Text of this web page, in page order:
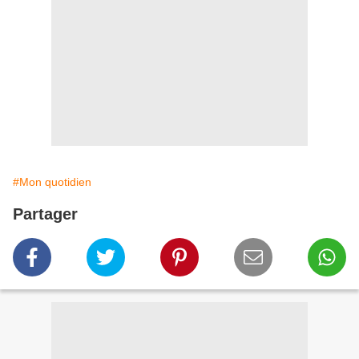
#Mon quotidien
Partager